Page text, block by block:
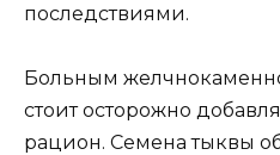
последствиями.
Больным
стоит осторожно
рацион. Семена тыквы